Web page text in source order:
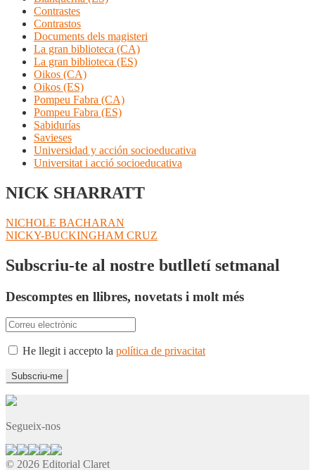
Contrastes
Contrastos
Documents dels magisteri
La gran biblioteca (CA)
La gran biblioteca (ES)
Oikos (CA)
Oikos (ES)
Pompeu Fabra (CA)
Pompeu Fabra (ES)
Sabidurías
Savieses
Universidad y acción socioeducativa
Universitat i acció socioeducativa
NICK SHARRATT
Navegació
d'entrades
Entrada
anterior:
NICHOLE BACHARAN
Pròxima
NICKY-BUCKINGHAM CRUZ
Subscriu-te al nostre butlletí setmanal
Descomptes en llibres, novetats i molt més
He llegit i accepto la política de privacitat
Segueix-nos
© 2026 Editorial Claret